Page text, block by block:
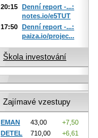
20:15 Denní report -...:
notes.io/e5TUT
17:50 Denní report -...:
paiza.io/projec...
Škola investování
Zajímavé vzestupy
EMAN 43,00
+7,50
DETEL
710,00
+6,61